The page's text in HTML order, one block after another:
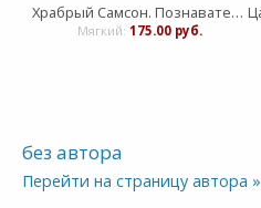
Храбрый Самсон. Познавательная книга-раскраска
Мягкий: 175.00 руб.
без автора
Перейти на страницу автора »